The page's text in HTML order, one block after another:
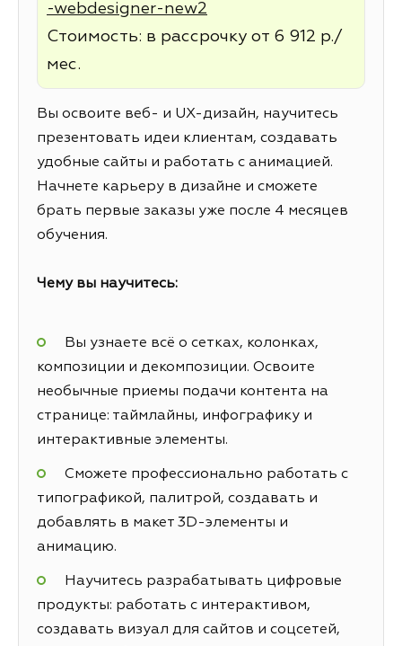
-webdesigner-new2
Стоимость: в рассрочку от 6 912 р./
мес.
Вы освоите веб- и UX-дизайн, научитесь
презентовать идеи клиентам, создавать
удобные сайты и работать с анимацией.
Начнете карьеру в дизайне и сможете
брать первые заказы уже после 4 месяцев
обучения.
Чему вы научитесь:
Вы узнаете всё о сетках, колонках,
композиции и декомпозиции. Освоите
необычные приемы подачи контента на
странице: таймлайны, инфографику и
интерактивные элементы.
Сможете профессионально работать с
типографикой, палитрой, создавать и
добавлять в макет 3D-элементы и
анимацию.
Научитесь разрабатывать цифровые
продукты: работать с интерактивом,
создавать визуал для сайтов и соцсетей,